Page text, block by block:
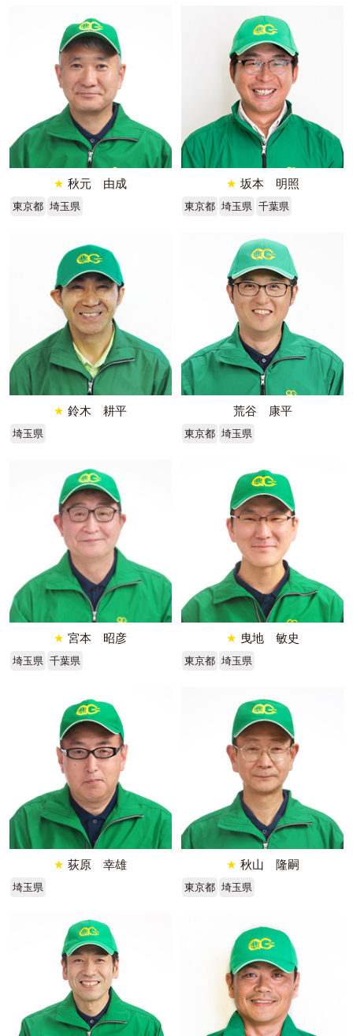
★ 秋元 由成
東京都 埼玉県
★ 坂本 明照
東京都 埼玉県 千葉県
★ 鈴木 耕平
埼玉県
荒谷 康平
東京都 埼玉県
★ 宮本 昭彦
埼玉県 千葉県
★ 曳地 敏史
東京都 埼玉県
★ 荻原 幸雄
埼玉県
★ 秋山 隆嗣
東京都 埼玉県